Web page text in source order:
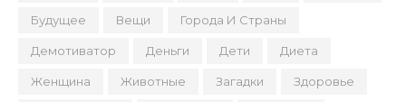
Будущее Вещи Города И Страны
Демотиватор Деньги Дети Диета
Женщина Животные Загадки Здоровье